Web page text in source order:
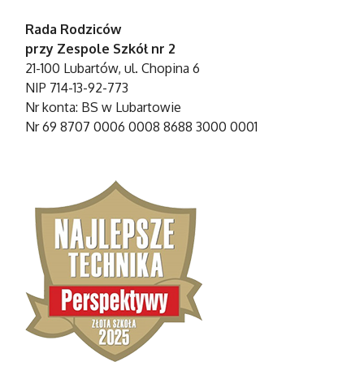
Rada Rodziców
przy Zespole Szkół nr 2
21-100 Lubartów, ul. Chopina 6
NIP 714-13-92-773
Nr konta: BS w Lubartowie
Nr 69 8707 0006 0008 8688 3000 0001